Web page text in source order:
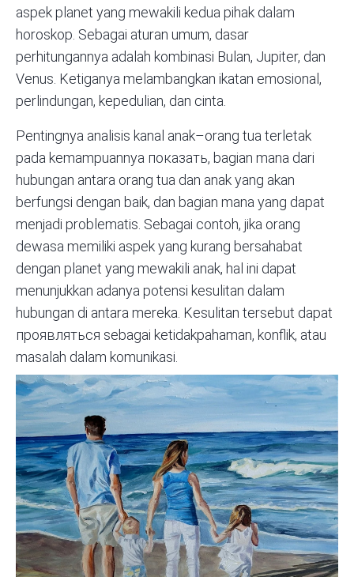
aspek planet yang mewakili kedua pihak dalam
horoskop. Sebagai aturan umum, dasar
perhitungannya adalah kombinasi Bulan, Jupiter, dan
Venus. Ketiganya melambangkan ikatan emosional,
perlindungan, kepedulian, dan cinta.
Pentingnya analisis kanal anak–orang tua terletak
pada kemampuannya показать, bagian mana dari
hubungan antara orang tua dan anak yang akan
berfungsi dengan baik, dan bagian mana yang dapat
menjadi problematis. Sebagai contoh, jika orang
dewasa memiliki aspek yang kurang bersahabat
dengan planet yang mewakili anak, hal ini dapat
menunjukkan adanya potensi kesulitan dalam
hubungan di antara mereka. Kesulitan tersebut dapat
проявляться sebagai ketidakpahaman, konflik, atau
masalah dalam komunikasi.